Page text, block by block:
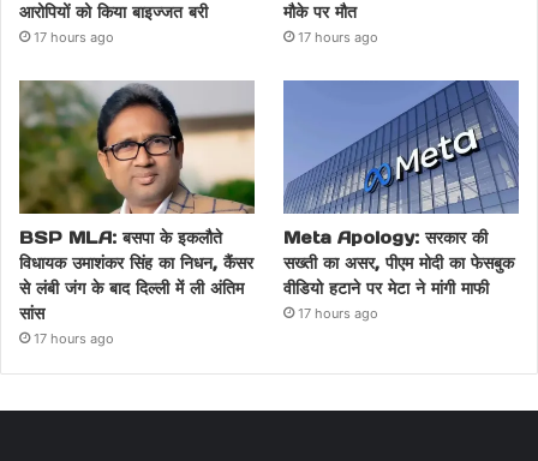
आरोपियों को किया बाइज्जत बरी
17 hours ago
मौके पर मौत
17 hours ago
BSP MLA: बसपा के इकलौते
विधायक उमाशंकर सिंह का निधन, कैंसर
से लंबी जंग के बाद दिल्ली में ली अंतिम
सांस
17 hours ago
Meta Apology: सरकार की
सख्ती का असर, पीएम मोदी का फेसबुक
वीडियो हटाने पर मेटा ने मांगी माफी
17 hours ago